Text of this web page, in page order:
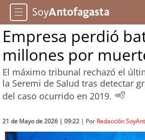
Empresa perdió
millones por
El máximo tribunal rechazó el
la Seremi de Salud tras detectar
del caso ocurrido en 2019.
21 de Mayo de 2026 | 09:22 | Por Redacción